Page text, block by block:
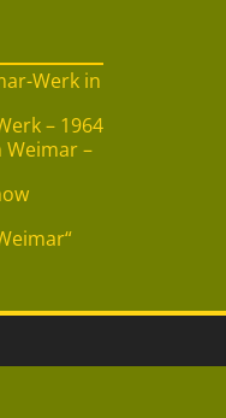
Werk in
– 1964
Weimar –